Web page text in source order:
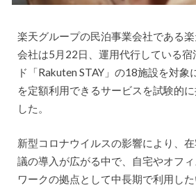
楽天グループの民泊事業会社である
会社は5月22日、運用代行している宿
ド「Rakuten STAY」の18施設を対
を定額利用できるサービスを試験的
した。
新型コロナウイルスの影響により、
議の導入が広がる中で、自宅やオフ
ワークの拠点として中長期で利用し